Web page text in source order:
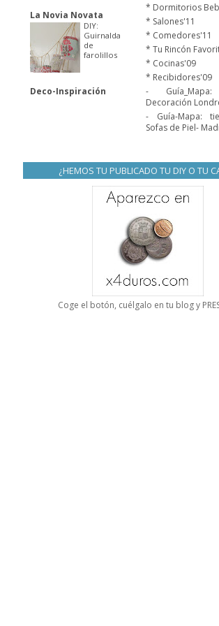
La Novia Novata
DIY:
Guirnalda
de
farolillos
Deco-Inspiración
* Dormitorios
* Salones'11
* Comedores'11
* Tu Rincón
* Cocinas'09
* Recibidores'09
-
Decoración
- Guía-Mapa:
Sofas de Piel-
¿HEMOS TU PUBLICADO TU DIY O TU
Coge el botón, cuélgalo en tu blog y